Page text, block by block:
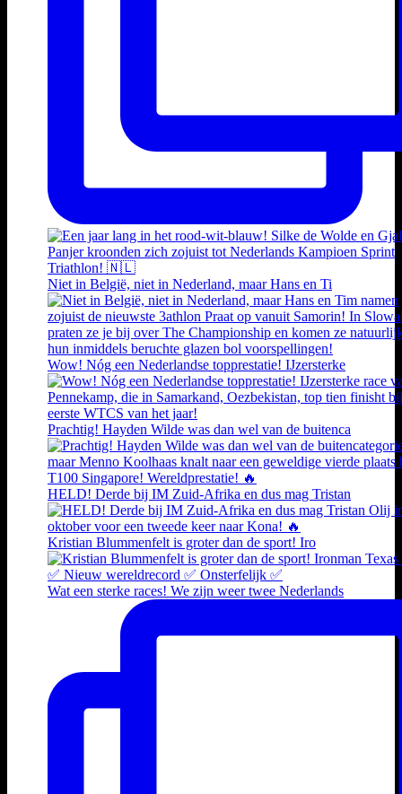
Niet in België, niet in Nederland, maar Hans en Ti
Wow! Nóg een Nederlandse topprestatie! IJzersterke
Prachtig! Hayden Wilde was dan wel van de buitenca
HELD! Derde bij IM Zuid-Afrika en dus mag Tristan
Kristian Blummenfelt is groter dan de sport! Iro
Wat een sterke races! We zijn weer twee Nederlands